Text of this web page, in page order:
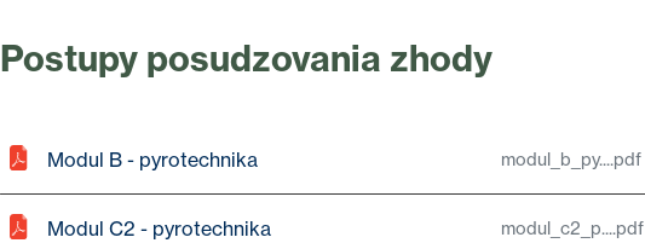
Postupy posudzovania zhody
Modul B - pyrotechnika modul_b_py....pdf
Modul C2 - pyrotechnika modul_c2_p....pdf